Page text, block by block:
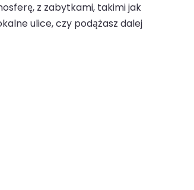
z zabytkami, takimi jak
ulice, czy podążasz dalej